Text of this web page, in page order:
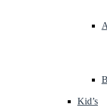
Kid’s